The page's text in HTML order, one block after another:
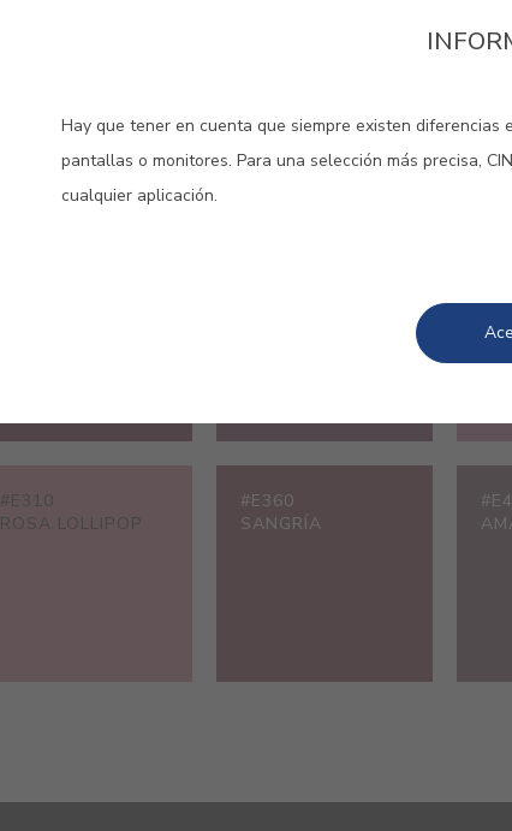
#E310
ROSA LOLLIPOP
#E360
SANGRÍA
Hay que tener en cuenta que siempre existen
pantallas o monitores. Para una selección más precisa,
cualquier aplicación.